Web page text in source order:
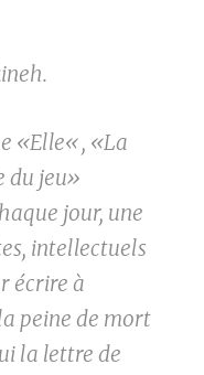
«Elle«, «La
du jeu»
jour, une
intellectuels
écrire à
peine de mort
la lettre de